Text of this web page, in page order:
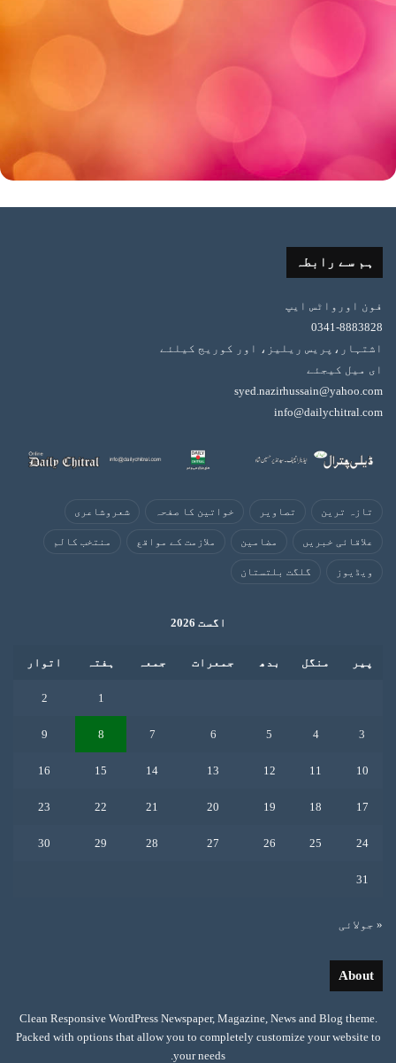
ہم سے رابطہ
فون اورواٹس ایپ
0341-8883828
اشتہار،پریس ریلیز، اور کوریج کیلئے
ای میل کیجئے
syed.nazirhussain@yahoo.com
info@dailychitral.com
تازہ ترین تصاویر خواتین کا صفحہ شعروشاعری
علاقائی خبریں مضامین ملازمت کے مواقع منتخب کالم
ویڈیوز گلگت بلتستان
اگست 2026
پیر منگل بدھ جمعرات جمعہ ہفتہ اتوار
1
2
3
4
5
6
7
8
9
10
11
12
13
14
15
16
17
18
19
20
21
22
23
24
25
26
27
28
29
30
31
« جولائی
About
Clean Responsive WordPress Newspaper, Magazine, News and Blog theme.
Packed with options that allow you to completely customize your website to
your needs.